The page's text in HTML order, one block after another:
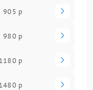
905 р
980 р
1180 р
1480 р